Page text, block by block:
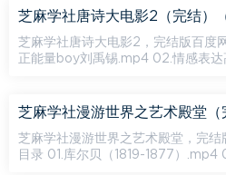
芝麻学社唐诗大电影2（完结）
芝麻学社唐诗大电影2，完结版百度
正能量boy刘禹锡.mp4 02.情感表
芝麻学社漫游世界之艺术殿堂，完
目录 01.库尔贝（1819-1877）